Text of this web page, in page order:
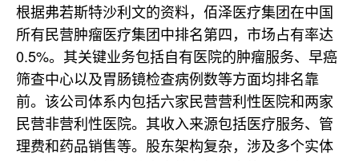
根据弗若斯特沙利文的资料，佰泽医疗集团在中国
所有民营肿瘤医疗集团中排名第四，市场占有率达
0.5%。其关键业务包括自有医院的肿瘤服务、早癌
筛查中心以及胃肠镜检查病例数等方面均排名靠
前。该公司体系内包括六家民营营利性医院和两家
民营非营利性医院。其收入来源包括医疗服务、管
理费和药品销售等。股东架构复杂，涉及多个实体